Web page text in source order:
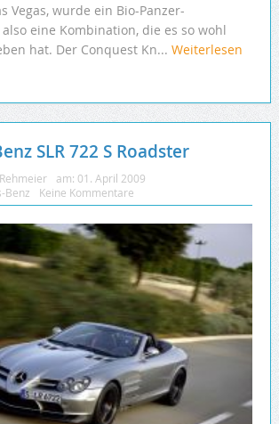
Vegas, wurde ein Bio-Panzer-
also eine Kombination, die es so wohl
hat. Der Conquest Kn... Weiterlesen
SLR 722 S Roadster
am: 01. April 2009
Benz Keine Kommentare